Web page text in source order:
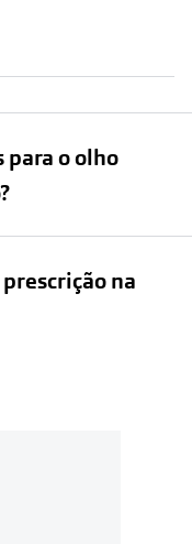
para o olho
na